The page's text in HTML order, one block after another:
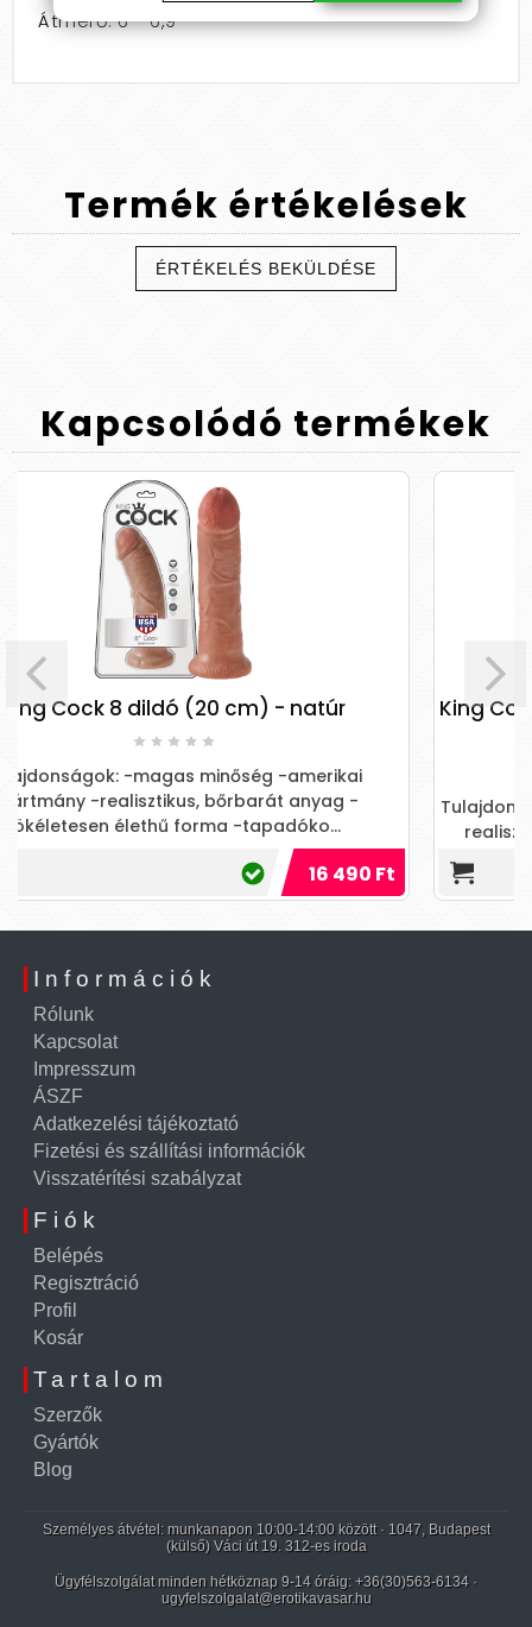
Átmérő: 6 - 6,9
Termék értékelések
ÉRTÉKELÉS BEKÜLDÉSE
Kapcsolódó termékek
(20 cm) - natúr
minőség -amerikai
bőrbarát anyag -
-tapadóko...
King Cock 12 Slim -
Tulajdonságok: magas
realisztikus, bőrbarát
forma dupla
Információk
Rólunk
Kapcsolat
Impresszum
ÁSZF
Adatkezelési tájékoztató
Fizetési és szállítási információk
Visszatérítési szabályzat
Fiók
Belépés
Regisztráció
Profil
Kosár
Tartalom
Szerzők
Gyártók
Blog
Személyes átvétel: munkanapon 10:00-14:00 között · 1047, Budapest
(külső) Váci út 19. 312-es iroda
Ügyfélszolgálat minden hétköznap 9-14 óráig: +36(30)563-6134 ·
ugyfelszolgalat@erotikavasar.hu